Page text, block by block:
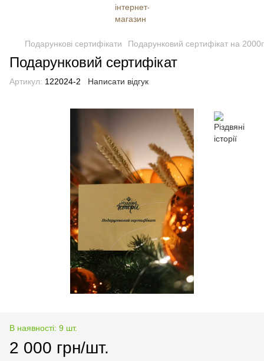
Подарункові сертифікати Подарунковий сертифікат на
Подарунковий сертифікат
Артикул: 122024-2 Написати відгук
В наявності: 9 шт.
2 000 грн/шт.